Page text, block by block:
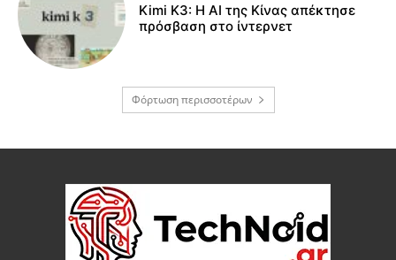
Kimi K3: Η AI της Κίνας απέκτησε
πρόσβαση στο ίντερνετ
Φόρτωση περισσοτέρων